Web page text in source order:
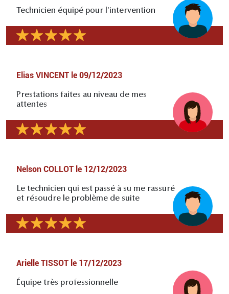
Technicien équipé pour l'intervention
Elias VINCENT le 09/12/2023
Prestations faites au niveau de mes
attentes
Nelson COLLOT le 12/12/2023
Le technicien qui est passé à su me rassuré
et résoudre le problème de suite
Arielle TISSOT le 17/12/2023
Équipe très professionnelle